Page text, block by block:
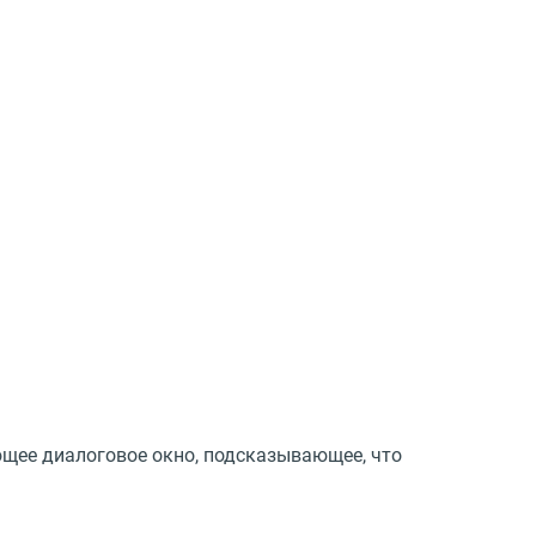
диалоговое окно, подсказывающее, что